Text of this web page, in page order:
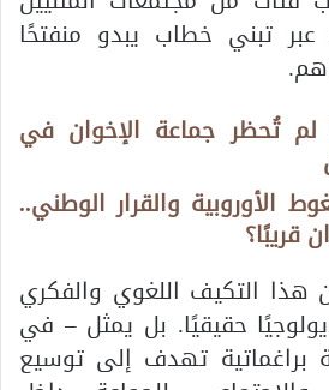
عبر تبني خطاب يبدو منفتحًا
لم تُحظر جماعة الإخوان في
الأوروبية والقرار الوطني..
قريبًا؟
هذا التكيف اللغوي والفكري
حقيقيًا. بل يمثل – في
براغماتية تهدف إلى توسيع